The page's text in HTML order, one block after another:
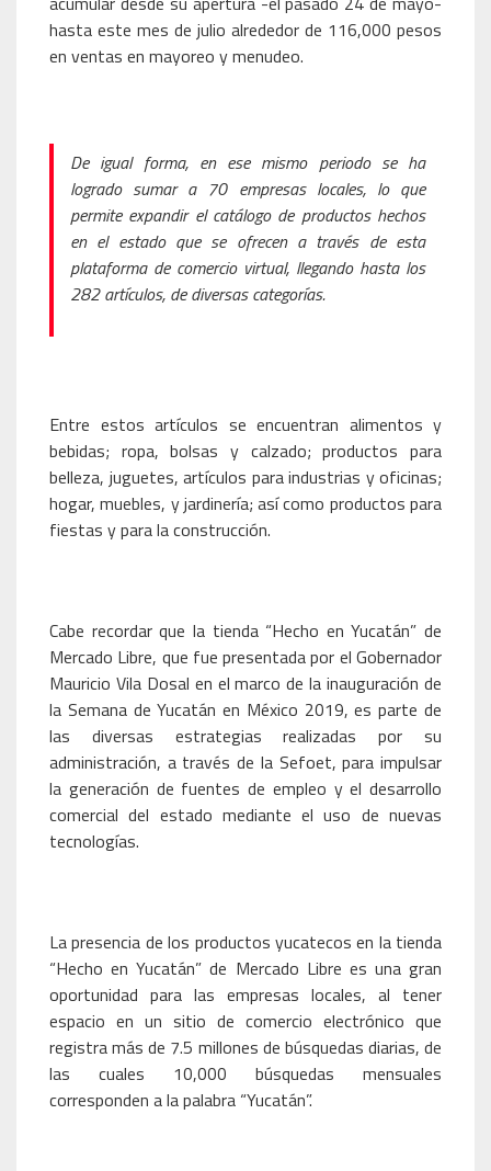
hasta este mes de julio alrededor de 116,000 pesos
en ventas en mayoreo y menudeo.
De igual forma, en ese mismo periodo se ha
logrado sumar a 70 empresas locales, lo que
permite expandir el catálogo de productos hechos
en el estado que se ofrecen a través de esta
plataforma de comercio virtual, llegando hasta los
282 artículos, de diversas categorías.
Entre estos artículos se encuentran alimentos y
bebidas; ropa, bolsas y calzado; productos para
belleza, juguetes, artículos para industrias y oficinas;
hogar, muebles, y jardinería; así como productos para
fiestas y para la construcción.
Cabe recordar que la tienda “Hecho en Yucatán” de
Mercado Libre, que fue presentada por el Gobernador
Mauricio Vila Dosal en el marco de la inauguración de
la Semana de Yucatán en México 2019, es parte de
las diversas estrategias realizadas por su
administración, a través de la Sefoet, para impulsar
la generación de fuentes de empleo y el desarrollo
comercial del estado mediante el uso de nuevas
tecnologías.
La presencia de los productos yucatecos en la tienda
“Hecho en Yucatán” de Mercado Libre es una gran
oportunidad para las empresas locales, al tener
espacio en un sitio de comercio electrónico que
registra más de 7.5 millones de búsquedas diarias, de
las cuales 10,000 búsquedas mensuales
corresponden a la palabra “Yucatán”.